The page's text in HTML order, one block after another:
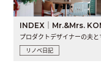
リノベ日記